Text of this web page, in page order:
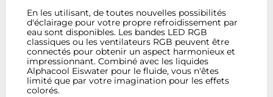
En les utilisant, de toutes nouvelles possibilités
d'éclairage pour votre propre refroidissement par
eau sont disponibles. Les bandes LED RGB
classiques ou les ventilateurs RGB peuvent être
connectés pour obtenir un aspect harmonieux et
impressionnant. Combiné avec les liquides
Alphacool Eiswater pour le fluide, vous n'êtes
limité que par votre imagination pour les effets
colorés.